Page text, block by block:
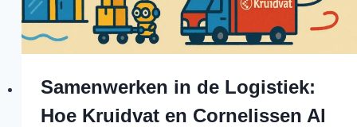
Samenwerken in de Logistiek:
Hoe Kruidvat en Cornelissen Al